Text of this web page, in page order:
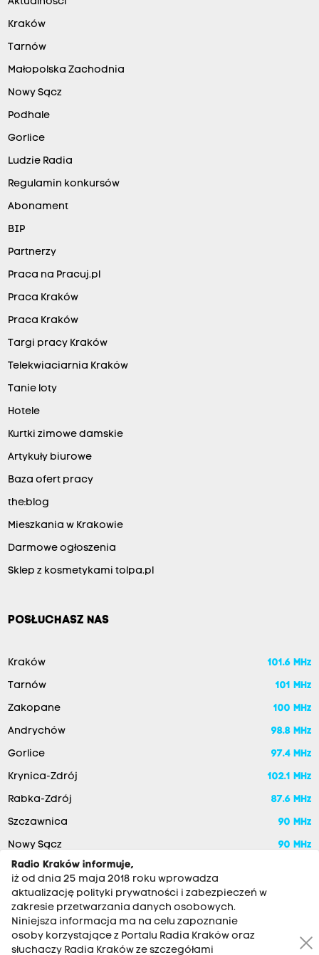
Kraków
Tarnów
Małopolska Zachodnia
Nowy Sącz
Podhale
Gorlice
Ludzie Radia
Regulamin konkursów
Abonament
BIP
Partnerzy
Praca na Pracuj.pl
Praca Kraków
Praca Kraków
Targi pracy Kraków
Telekwiaciarnia Kraków
Tanie loty
Hotele
Kurtki zimowe damskie
Artykuły biurowe
Baza ofert pracy
the:blog
Mieszkania w Krakowie
Darmowe ogłoszenia
Sklep z kosmetykami tolpa.pl
POSŁUCHASZ NAS
Kraków 101.6 MHz
Tarnów 101 MHz
Zakopane 100 MHz
Andrychów 98.8 MHz
Gorlice 97.4 MHz
Krynica-Zdrój 102.1 MHz
Rabka-Zdrój 87.6 MHz
Szczawnica 90 MHz
Nowy Sącz
90 MHz
Radio Kraków informuje,
iż od dnia 25 maja 2018 roku wprowadza
aktualizację polityki prywatności i zabezpieczeń w
zakresie przetwarzania danych osobowych.
Niniejsza informacja ma na celu zapoznanie
osoby korzystające z Portalu Radia Kraków oraz
słuchaczy Radia Kraków ze szczegółami